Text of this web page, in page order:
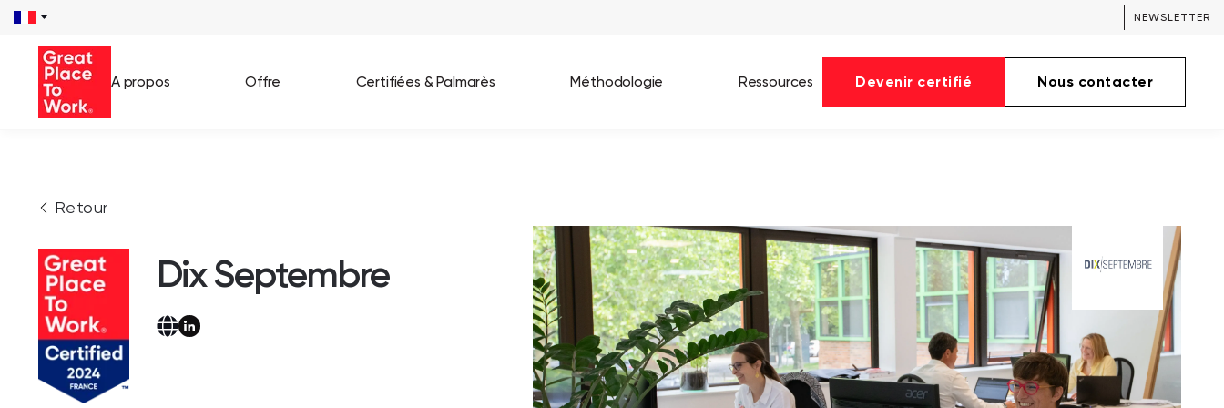
NEWSLETTER
A propos Offre Certifiées & Palmarès
Great Place To Work In Tech 2026
Best Workplaces For Women 2025
Best Workplaces Europe 2025
Tous nos palmarès
Méthodologie Ressources Devenir certifié Nous contacter
Retour
Dix Septembre